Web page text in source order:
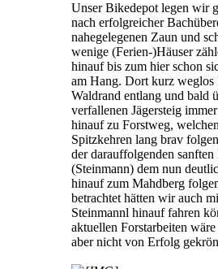
Unser Bikedepot legen wir
nach erfolgreicher
nahegelegenen Zaun und
wenige (Ferien-)Häuser
hinauf bis zum hier schon
am Hang. Dort kurz weglos
Waldrand entlang und bald
verfallenen Jägersteig
hinauf zu Forstweg,
Spitzkehren lang brav
der darauffolgenden
(Steinmann) dem nun
hinauf zum Mahdberg
betrachtet hätten wir auch
Steinmannl hinauf fahren
aktuellen Forstarbeiten
aber nicht von Erfolg